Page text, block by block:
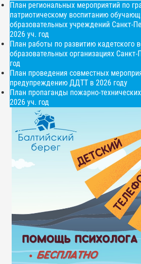
План региональных мероприятий по
патриотическому воспитанию
образовательных учреждений Санкт-
2026 уч. год
План работы по развитию кадетского
образовательных организациях Санкт-
год
План проведения совместных
предупреждению ДДТТ в 2026 году
План пропаганды пожарно-
2026 уч. год